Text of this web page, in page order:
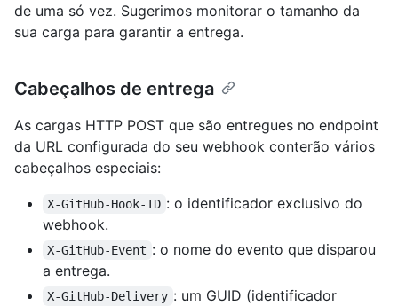
de uma só vez. Sugerimos monitorar o tamanho da
sua carga para garantir a entrega.
Cabeçalhos de entrega
As cargas HTTP POST que são entregues no endpoint
da URL configurada do seu webhook conterão vários
cabeçalhos especiais:
X-GitHub-Hook-ID : o identificador exclusivo do
webhook.
X-GitHub-Event : o nome do evento que disparou
a entrega.
X-GitHub-Delivery : um GUID (identificador